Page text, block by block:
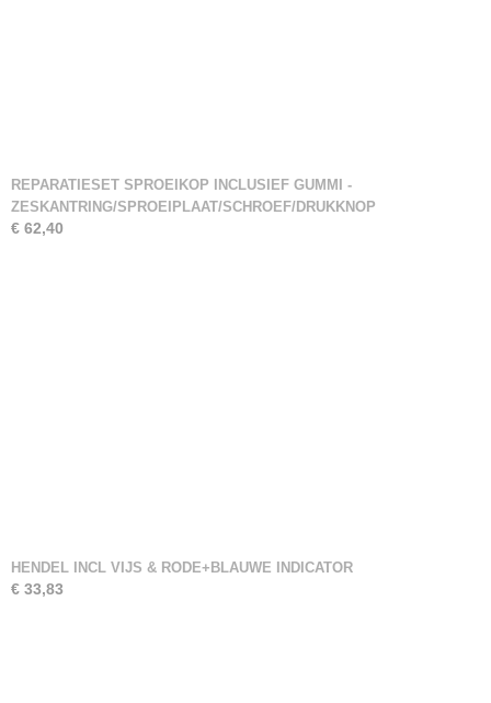
REPARATIESET SPROEIKOP INCLUSIEF GUMMI -
ZESKANTRING/SPROEIPLAAT/SCHROEF/DRUKKNOP
€ 62,40
HENDEL INCL VIJS & RODE+BLAUWE INDICATOR
€ 33,83